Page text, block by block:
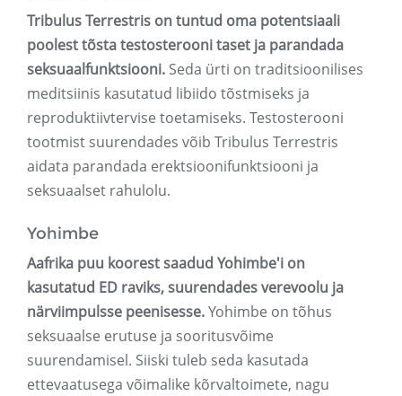
Tribulus Terrestris on tuntud oma potentsiaali
poolest tõsta testosterooni taset ja parandada
seksuaalfunktsiooni. Seda ürti on traditsioonilises
meditsiinis kasutatud libiido tõstmiseks ja
reproduktiivtervise toetamiseks. Testosterooni
tootmist suurendades võib Tribulus Terrestris
aidata parandada erektsioonifunktsiooni ja
seksuaalset rahulolu.
Yohimbe
Aafrika puu koorest saadud Yohimbe'i on
kasutatud ED raviks, suurendades verevoolu ja
närviimpulsse peenisesse.Yohimbe on tõhus
seksuaalse erutuse ja sooritusvõime
suurendamisel. Siiski tuleb seda kasutada
ettevaatusega võimalike kõrvaltoimete, nagu